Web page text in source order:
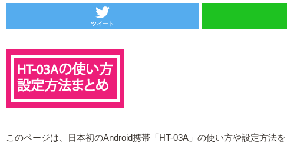
ツイート
このページは、日本初のAndroid携帯「HT-03A」の使い方や設定方法